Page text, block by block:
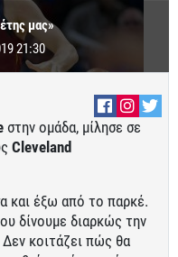
μας»
21:30
στην ομάδα, μίλησε σε
Cleveland
και έξω από το παρκέ.
δίνουμε διαρκώς την
Δεν κοιτάζει πώς θα